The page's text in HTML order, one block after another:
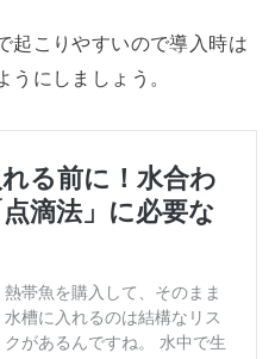
起こりやすいので導入時は
うにしましょう。